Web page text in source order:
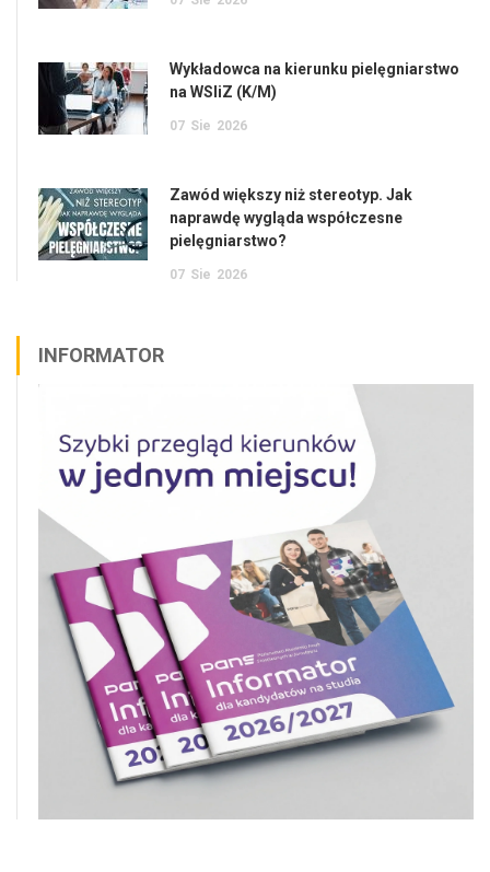
Wykładowca na kierunku pielęgniarstwo
na WSIiZ (K/M)
07 Sie 2026
Zawód większy niż stereotyp. Jak
naprawdę wygląda współczesne
pielęgniarstwo?
07 Sie 2026
INFORMATOR